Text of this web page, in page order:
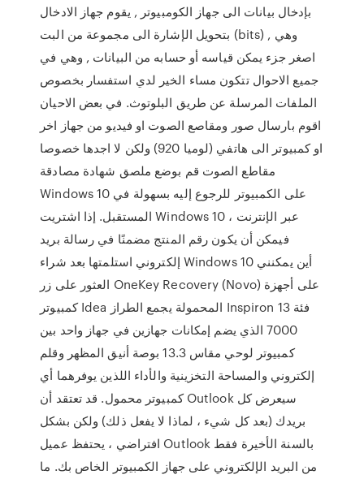
بإدخال بيانات الى جهاز الكومبيوتر , يقوم جهاز الادخال
بتحويل الإشارة الى مجموعة من البت (bits) , وهي
اصغر جزء يمكن قياسه أو حسابه من البيانات , وهي في
جميع الاحوال تتكون مساء الخير لدي استفسار بخصوص
الملفات المرسلة عن طريق البلوتوث. في بعض الاحيان
اقوم بارسال صور ومقاصع الصوت او فيديو من جهاز اخر
او كمبيوتر الى هاتفي (لوميا 920) ولكن لا اجدها خصوصا
مقاطع الصوت قم بوضع ملصق شهادة مصادقة
Windows 10 على الكمبيوتر للرجوع إليه بسهولة في
المستقبل. إذا اشتريت Windows 10 عبر الإنترنت ،
فيمكن أن يكون رقم المنتج مضمنًا في رسالة بريد
إلكتروني استلمتها بعد شراء Windows 10 أين يمكنني
العثور على زر OneKey Recovery (Novo) على أجهزة
كمبيوتر Idea المحمولة يجمع الطراز Inspiron 13 فئة
7000 الذي يضم إمكانات جهازين في جهاز واحد بين
كمبيوتر لوحي مقاس 13.3 بوصة أنيق المظهر وقلم
إلكتروني والمساحة التخزينية والأداء اللذين يوفرهما أي
كمبيوتر محمول. قد تعتقد أن Outlook سيعرض كل
بريدك (بعد كل شيء ، لماذا لا يفعل ذلك) ولكن بشكل
افتراضي ، يحتفظ عميل Outlook بالسنة الأخيرة فقط
من البريد الإلكتروني على جهاز الكمبيوتر الخاص بك. ما